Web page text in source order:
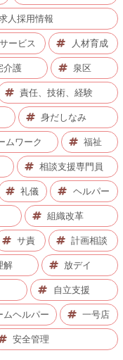
人採用情報
ービス 人材育成
介護 泉区
責任、技術、経験
身だしなみ
ムワーク 福祉
相談支援専門員
礼儀 ヘルパー
組織改革
サ責 計画相談
解 放デイ
自立支援
ムヘルパー 一号店
安全管理